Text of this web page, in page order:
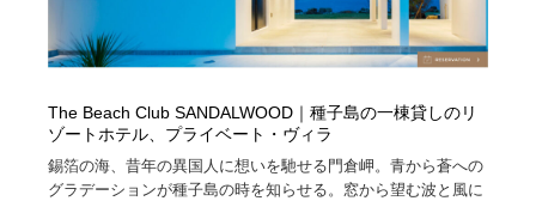
The Beach Club SANDALWOOD｜種子島の一棟貸しのリ
ゾートホテル、プライベート・ヴィラ
錫箔の海、昔年の異国人に想いを馳せる門倉岬。青から蒼への
グラデーションが種子島の時を知らせる。窓から望む波と風に